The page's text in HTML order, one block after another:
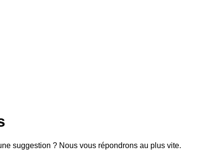
suggestion ? Nous vous répondrons au plus vite.